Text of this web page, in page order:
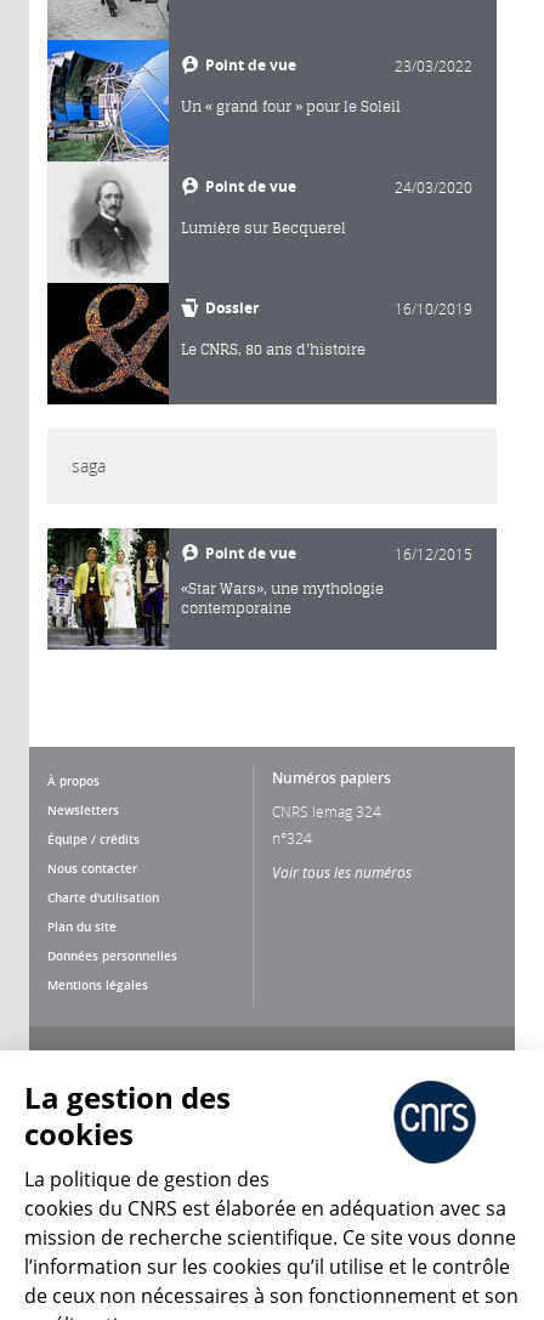
Point de vue 23/03/2022
Un « grand four » pour le Soleil
Point de vue 24/03/2020
Lumière sur Becquerel
Dossier 16/10/2019
Le CNRS, 80 ans d'histoire
saga
Point de vue 16/12/2015
«Star Wars», une mythologie
contemporaine
À propos
Newsletters
Équipe / crédits
Nous contacter
Charte d'utilisation
Plan du site
Données personnelles
Mentions légales
Numéros papiers
CNRS lemag 324
n°324
Voir tous les numéros
CNRS Le Mag
© 2026, CNRS
La gestion des
cookies
La politique de gestion des
cookies du CNRS est élaborée en adéquation avec sa
mission de recherche scientifique. Ce site vous donne
l’information sur les cookies qu’il utilise et le contrôle
de ceux non nécessaires à son fonctionnement et son